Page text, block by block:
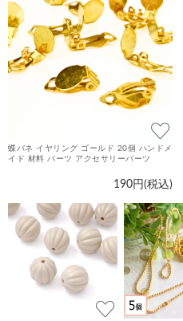
蝶バネ イヤリング ゴールド 20個 ハンドメ
イド 材料 パーツ アクセサリーパーツ
190円(税込)